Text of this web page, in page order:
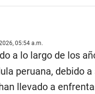
05:54 a.m.
a lo largo de los
peruana, debido
llevado a